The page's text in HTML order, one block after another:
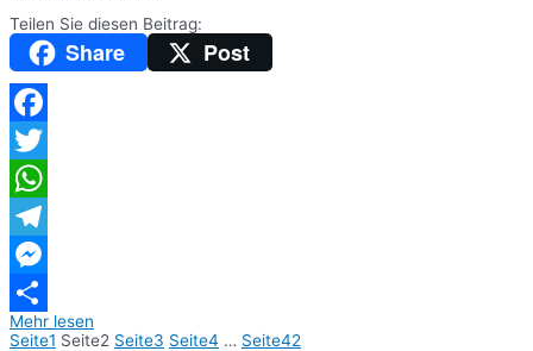
Teilen Sie diesen Beitrag:
Share Post
Facebook
Twitter
WhatsApp
Telegram
Messenger
Teilen
Mehr lesen
Seite1 Seite2 Seite3 Seite4 … Seite42